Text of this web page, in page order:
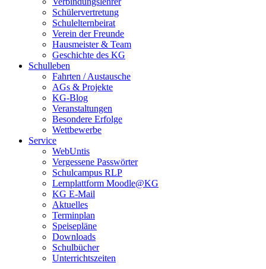
Schülervertretung
Schulelternbeirat
Verein der Freunde
Hausmeister & Team
Geschichte des KG
Schulleben
Fahrten / Austausche
AGs & Projekte
KG-Blog
Veranstaltungen
Besondere Erfolge
Wettbewerbe
Service
WebUntis
Vergessene Passwörter
Schulcampus RLP
Lernplattform Moodle@KG
KG E-Mail
Aktuelles
Terminplan
Speisepläne
Downloads
Schulbücher
Unterrichtszeiten